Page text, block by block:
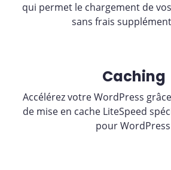
qui permet le chargement de
sans frais
Caching
Accélérez votre WordPress
de mise en cache LiteSpeed
pour